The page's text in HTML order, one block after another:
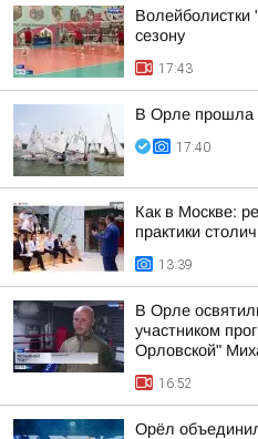
Волейболистки
сезону
17:43
В Орле прошла
17:40
Как в Москве:
практики
13:39
В Орле
участником
Орловской"
16:52
Орёл